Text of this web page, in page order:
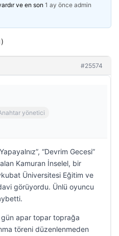
ve en son 1 ay önce admin
#25574
yönetici
“Devrim Gecesi”
Kamuran İnselel, bir
Üniversitesi Eğitim ve
görüyordu. Ünlü oyuncu
apar topar toprağa
töreni düzenlenmeden